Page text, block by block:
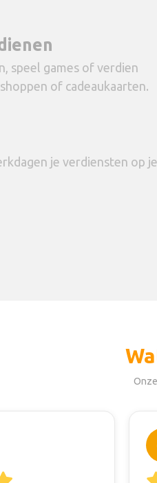
speel games of verdien
of cadeaukaarten.
je verdiensten op je